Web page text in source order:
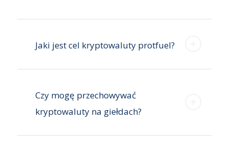
Jaki jest cel kryptowaluty protfuel?
Czy mogę przechowywać
kryptowaluty na giełdach?